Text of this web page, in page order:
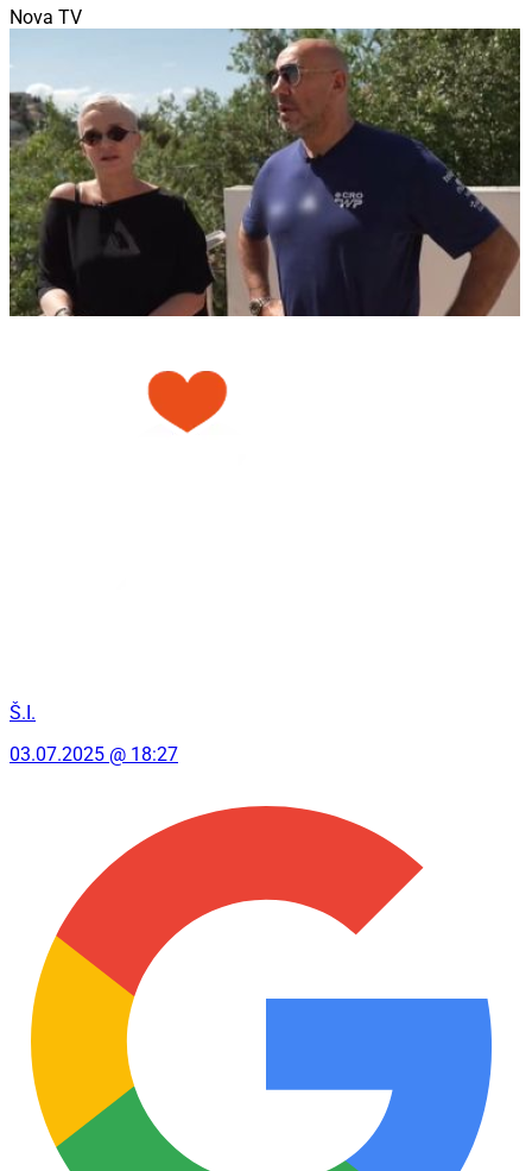
Nova TV
Š.I.
03.07.2025 @ 18:27